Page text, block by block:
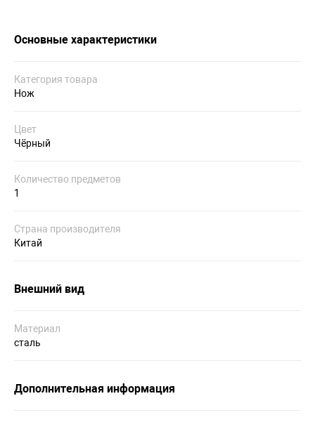
Основные характеристики
Категория товара
Нож
Цвет
Чёрный
Количество предметов
1
Страна производителя
Китай
Внешний вид
Материал
сталь
Дополнительная информация